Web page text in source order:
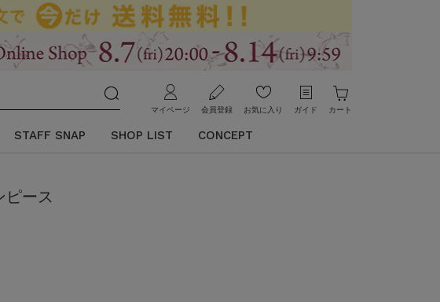
マイページ 会員登録 お気に入り ガイド カート
STAFF SNAP SHOP LIST CONCEPT
ピース